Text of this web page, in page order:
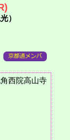
）
西院高山寺